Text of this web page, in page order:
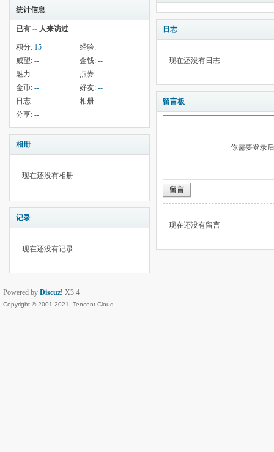
统计信息
已有 -- 人来访过
积分: 15 经验: --
威望: -- 金钱: --
魅力: -- 点券: --
金币: -- 好友: --
日志: -- 相册: --
分享: --
相册
现在还没有相册
记录
现在还没有记录
日志
现在还没有日志
留言板
你需要登录
留言
现在还没有留言
Powered by Discuz! X3.4
Copyright © 2001-2021, Tencent Cloud.